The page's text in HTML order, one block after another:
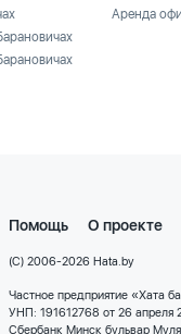
Аренда
Помощь О проекте
(C) 2006-2026 Hata.by
Частное предприятие «Хата
УНП: 191612768 от 26
Сбербанк Минск бульвар